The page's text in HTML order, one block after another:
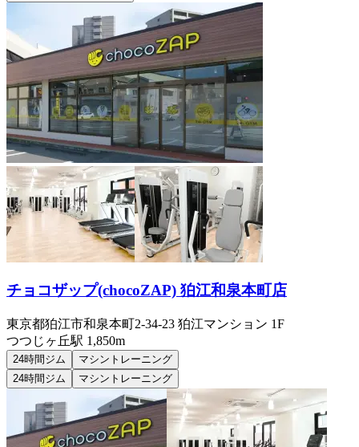
チョコザップ(chocoZAP) 狛江和泉本町店
東京都狛江市和泉本町2-34-23 狛江マンション 1F
つつじヶ丘駅 1,850m
24時間ジム
マシントレーニング
24時間ジム
マシントレーニング